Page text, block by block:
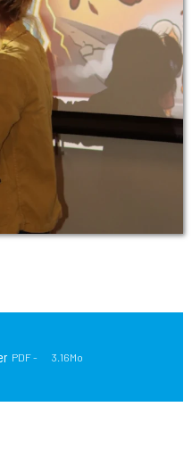
PDF 3.16Mo